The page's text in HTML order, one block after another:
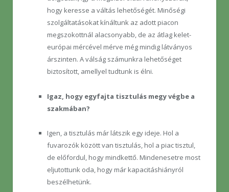
hogy keresse a váltás lehetőségét. Minőségi
szolgáltatásokat kínáltunk az adott piacon
megszokottnál alacsonyabb, de az átlag kelet-
európai mércével mérve még mindig látványos
árszinten. A válság számunkra lehetőséget
biztosított, amellyel tudtunk is élni.
Igaz, hogy egyfajta tisztulás megy végbe a
szakmában?
Igen, a tisztulás már látszik egy ideje. Hol a
fuvarozók között van tisztulás, hol a piac tisztul,
de előfordul, hogy mindkettő. Mindenesetre most
eljutottunk oda, hogy már kapacitáshiányról
beszélhetünk.